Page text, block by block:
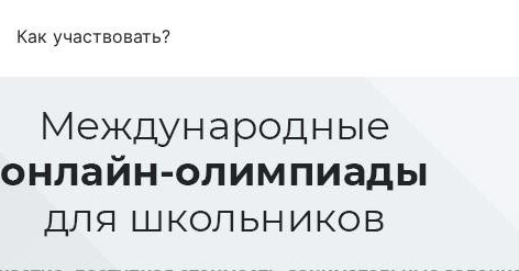
Как участвовать?